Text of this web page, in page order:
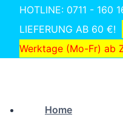
Inhalt
springen
HOTLINE: 0711 - 160
LIEFERUNG AB 60 €!
Werktage (Mo-Fr) ab
Home